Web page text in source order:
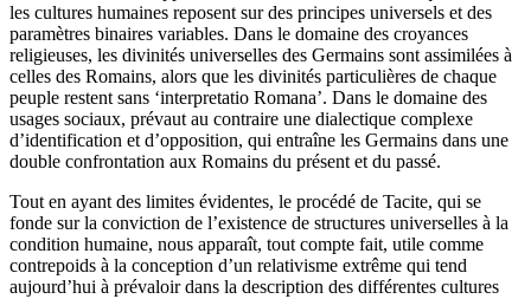
les cultures humaines reposent sur des principes universels et des
paramètres binaires variables. Dans le domaine des croyances
religieuses, les divinités universelles des Germains sont assimilées à
celles des Romains, alors que les divinités particulières de chaque
peuple restent sans ‘interpretatio Romana’. Dans le domaine des
usages sociaux, prévaut au contraire une dialectique complexe
d’identification et d’opposition, qui entraîne les Germains dans une
double confrontation aux Romains du présent et du passé.
Tout en ayant des limites évidentes, le procédé de Tacite, qui se
fonde sur la conviction de l’existence de structures universelles à la
condition humaine, nous apparaît, tout compte fait, utile comme
contrepoids à la conception d’un relativisme extrême qui tend
aujourd’hui à prévaloir dans la description des différentes cultures